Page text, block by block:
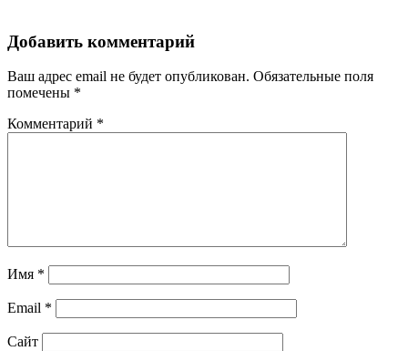
Добавить комментарий
Ваш адрес email не будет опубликован. Обязательные поля
помечены *
Комментарий *
Имя *
Email *
Сайт